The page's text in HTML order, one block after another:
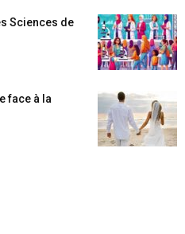
Sciences de
face à la